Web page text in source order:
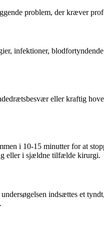
problem, der kræver
infektioner,
eller kraftig
i 10-15 minutter for at
eller i sjældne tilfælde kirurgi.
indsættes et